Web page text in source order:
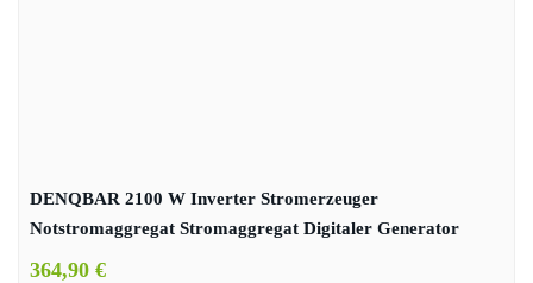
DENQBAR 2100 W Inverter Stromerzeuger
Notstromaggregat Stromaggregat Digitaler Generator
364,90 €